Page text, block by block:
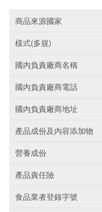
商品來源國家
樣式(多規)
國內負責廠商名稱
國內負責廠商電話
國內負責廠商地址
產品成份及內容添加物
營養成份
產品責任險
食品業者登錄字號